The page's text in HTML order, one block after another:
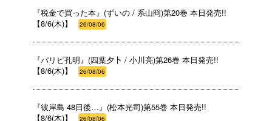
『税金で買った本』(ずいの / 系山冏)第20巻 本日発売!!
【8/6(木)】
26/08/06
『パリピ孔明』(四葉夕卜 / 小川亮)第26巻 本日発売!!
【8/6(木)】
26/08/06
『彼岸島 48日後…』(松本光司)第55巻 本日発売!!
【8/6(木)】
26/08/06